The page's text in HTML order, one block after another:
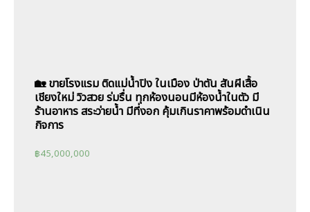
🏡 ขายโรงแรม ติดแม่น้ำปิง ในเมือง ป่าตัน สันผีเสื้อ
เชียงใหม่ วิวสวย ร่มรื่น ทุกห้องนอนมีห้องน้ำในตัว มี
ร้านอาหาร สระว่ายน้ำ มีที่งอก คุ้มเกินราคาพร้อมดำเนิน
กิจการ
฿45,000,000